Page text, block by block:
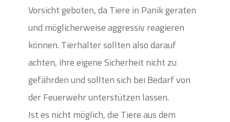
Vorsicht geboten, da Tiere in Panik geraten
und möglicherweise aggressiv reagieren
können. Tierhalter sollten also darauf
achten, ihre eigene Sicherheit nicht zu
gefährden und sollten sich bei Bedarf von
der Feuerwehr unterstützen lassen.
Ist es nicht möglich, die Tiere aus dem